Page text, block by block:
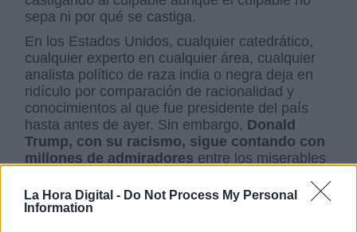
La Hora Digital - Do Not Process My Personal
Information
sepa ni por qué se castiga.
En los Estados Unidos, cualquier catedrático,
cualquier experto en cualquier área, cualquier
analista político de raza india o negra deja en
ridículo por comparación de racionalidad y
conocimientos al que fue presidente del país
hasta antes de ayer. Sin embargo, Donald
Trump, con su racismo, sigue contando con
millones de admiradores entre los miserables
sentirse personas. El racismo es otro de los
tentáculos del odio, pero hay más. Hay quien